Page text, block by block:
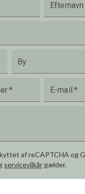
Efternavn
By
* E-mail *
af reCAPTCHA og
servicevilkår gælder.